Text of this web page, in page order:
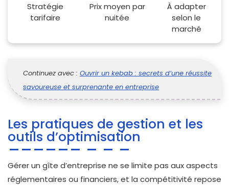
Stratégie
tarifaire
Prix moyen par
nuitée
À adapter
selon le
marché
Continuez avec : Ouvrir un kebab : secrets d’une réussite
savoureuse et surprenante en entreprise
Les pratiques de gestion et les
outils d’optimisation
Gérer un gîte d’entreprise ne se limite pas aux aspects
réglementaires ou financiers, et la compétitivité repose